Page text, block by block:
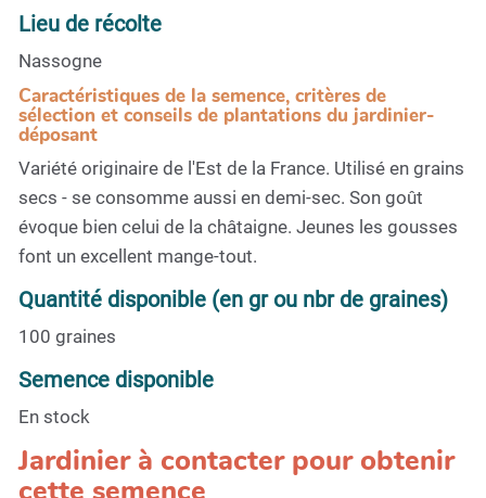
Lieu de récolte
Nassogne
Caractéristiques de la semence, critères de
sélection et conseils de plantations du jardinier-
déposant
Variété originaire de l'Est de la France. Utilisé en grains
secs - se consomme aussi en demi-sec. Son goût
évoque bien celui de la châtaigne. Jeunes les gousses
font un excellent mange-tout.
Quantité disponible (en gr ou nbr de graines)
100 graines
Semence disponible
En stock
Jardinier à contacter pour obtenir